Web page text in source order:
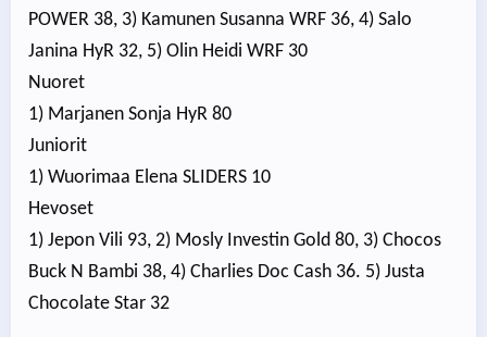
POWER 38, 3) Kamunen Susanna WRF 36, 4) Salo
Janina HyR 32, 5) Olin Heidi WRF 30
Nuoret
1) Marjanen Sonja HyR 80
Juniorit
1) Wuorimaa Elena SLIDERS 10
Hevoset
1) Jepon Vili 93, 2) Mosly Investin Gold 80, 3) Chocos
Buck N Bambi 38, 4) Charlies Doc Cash 36. 5) Justa
Chocolate Star 32